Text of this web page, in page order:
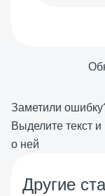
Заметили
Выделите текст
о ней
Другие